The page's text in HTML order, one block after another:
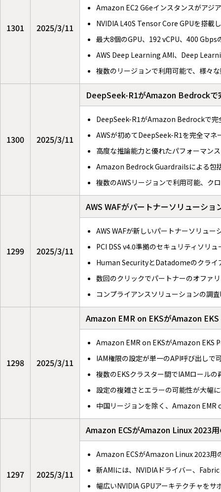
1301 2025/3/11
Amazon EC2 G6eインスタンスがアジ
NVIDIA L40S Tensor Core GPUを搭載
最大8個のGPU、192 vCPU、400
AWS Deep Learning AMI、Deep
複数のリージョンで利用可能で、様々
1300 2025/3/11
DeepSeek-R1がAmazon Bedrockで
DeepSeek-R1がAmazon Bedrockで完
AWSが初めてDeepSeek-R1を完全マ
高度な推論能力と優れたパフォーマン
Amazon Bedrock Guardrailsによる包
複数のAWSリージョンで利用可能、ク
1299 2025/3/11
AWS WAFがパートナーソリューシ
AWS WAFが新しいパートナーソリュー
PCI DSS v4.0準拠のセキュリティソリ
Human SecurityとDatadomeのクライ
数回のクリックでパートナーのオファ
コンプライアンスソリューションの調
1298 2025/3/11
Amazon EMR on EKSがAmazon
Amazon EMR on EKSがAmazon EKS
IAM権限の設定が単一のAPI呼び出しで
複数のEKSクラスター間でIAMロールの
設定の複雑さとエラーの可能性が大幅
中国リージョンを除く、Amazon EMR
1297 2025/3/11
Amazon ECSがAmazon Linux 2023
Amazon ECSがAmazon Linux 2023用
新AMIには、NVIDIAドライバー、
幅広いNVIDIA GPUアーキテクチャをサ